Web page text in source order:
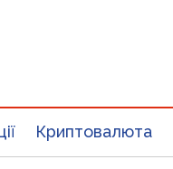
Криптовалюта